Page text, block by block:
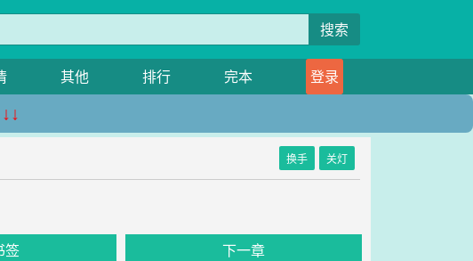
搜索
其他 排行 完本
登录
换手 关灯
签 下一章